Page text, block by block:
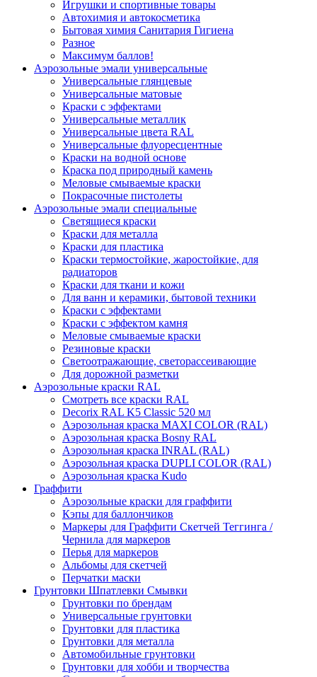
Игрушки и спортивные товары
Автохимия и автокосметика
Бытовая химия Санитария Гигиена
Разное
Максимум баллов!
Аэрозольные эмали универсальные
Универсальные глянцевые
Универсальные матовые
Краски с эффектами
Универсальные металлик
Универсальные цвета RAL
Универсальные флуоресцентные
Краски на водной основе
Краска под природный камень
Меловые смываемые краски
Покрасочные пистолеты
Аэрозольные эмали специальные
Светящиеся краски
Краски для металла
Краски для пластика
Краски термостойкие, жаростойкие, для
радиаторов
Краски для ткани и кожи
Для ванн и керамики, бытовой техники
Краски с эффектами
Краски с эффектом камня
Меловые смываемые краски
Резиновые краски
Светоотражающие, светорассеивающие
Для дорожной разметки
Аэрозольные краски RAL
Смотреть все краски RAL
Decorix RAL K5 Classic 520 мл
Аэрозольная краска MAXI COLOR (RAL)
Аэрозольная краска Bosny RAL
Аэрозольная краска INRAL (RAL)
Аэрозольная краска DUPLI COLOR (RAL)
Аэрозольная краска Kudo
Граффити
Аэрозольные краски для граффити
Кэпы для баллончиков
Маркеры для Граффити Скетчей Теггинга /
Чернила для маркеров
Перья для маркеров
Альбомы для скетчей
Перчатки маски
Грунтовки Шпатлевки Смывки
Грунтовки по брендам
Универсальные грунтовки
Грунтовки для пластика
Грунтовки для металла
Автомобильные грунтовки
Грунтовки для хобби и творчества